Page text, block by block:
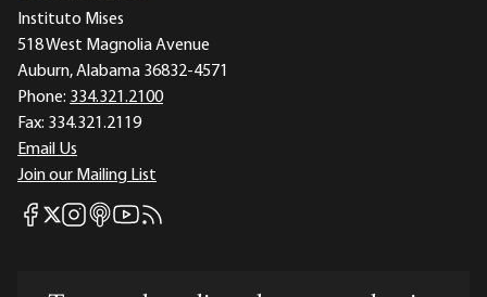
Instituto Mises
518 West Magnolia Avenue
Auburn, Alabama 36832-4571
Phone: 334.321.2100
Fax: 334.321.2119
Email Us
Join our Mailing List
Mises Facebook
Mises X
Mises Instagram
Mises itunes
Mises Youtube
Mises RSS feed